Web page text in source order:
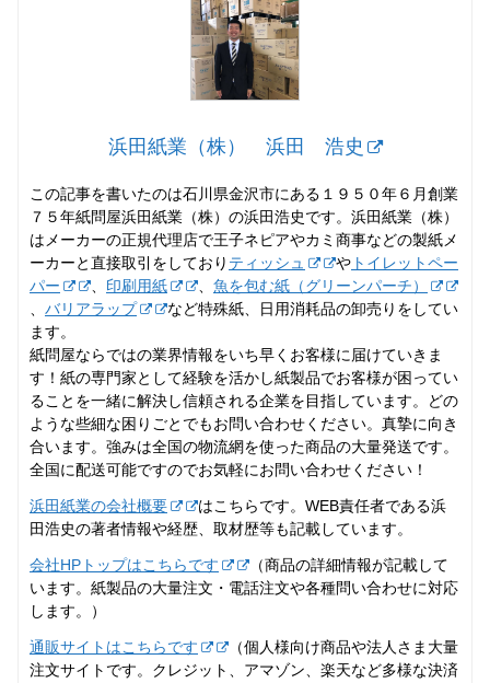
浜田紙業（株） 浜田 浩史
この記事を書いたのは石川県金沢市にある１９５０年６月創業
７５年紙問屋浜田紙業（株）の浜田浩史です。浜田紙業（株）
はメーカーの正規代理店で王子ネピアやカミ商事などの製紙メ
ーカーと直接取引をしており ティッシュ や トイレットペー
パー
印刷用紙
魚を包む紙（グリーンパーチ）
バリアラップ
など特殊紙、日用消耗品の卸売りをしてい
ます。
紙問屋ならではの業界情報をいち早くお客様に届けていきま
す！紙の専門家として経験を活かし紙製品でお客様が困ってい
ることを一緒に解決し信頼される企業を目指しています。どの
ような些細な困りごとでもお問い合わせください。真摯に向き
合います。強みは全国の物流網を使った商品の大量発送です。
全国に配送可能ですのでお気軽にお問い合わせください！
浜田紙業の会社概要
はこちらです。WEB責任者である浜
田浩史の著者情報や経歴、取材歴等も記載しています。
会社HPトップはこちらです
（商品の詳細情報が記載して
います。紙製品の大量注文・電話注文や各種問い合わせに対応
します。）
通販サイトはこちらです
（個人様向け商品や法人さま大量
注文サイトです。クレジット、アマゾン、楽天など多様な決済